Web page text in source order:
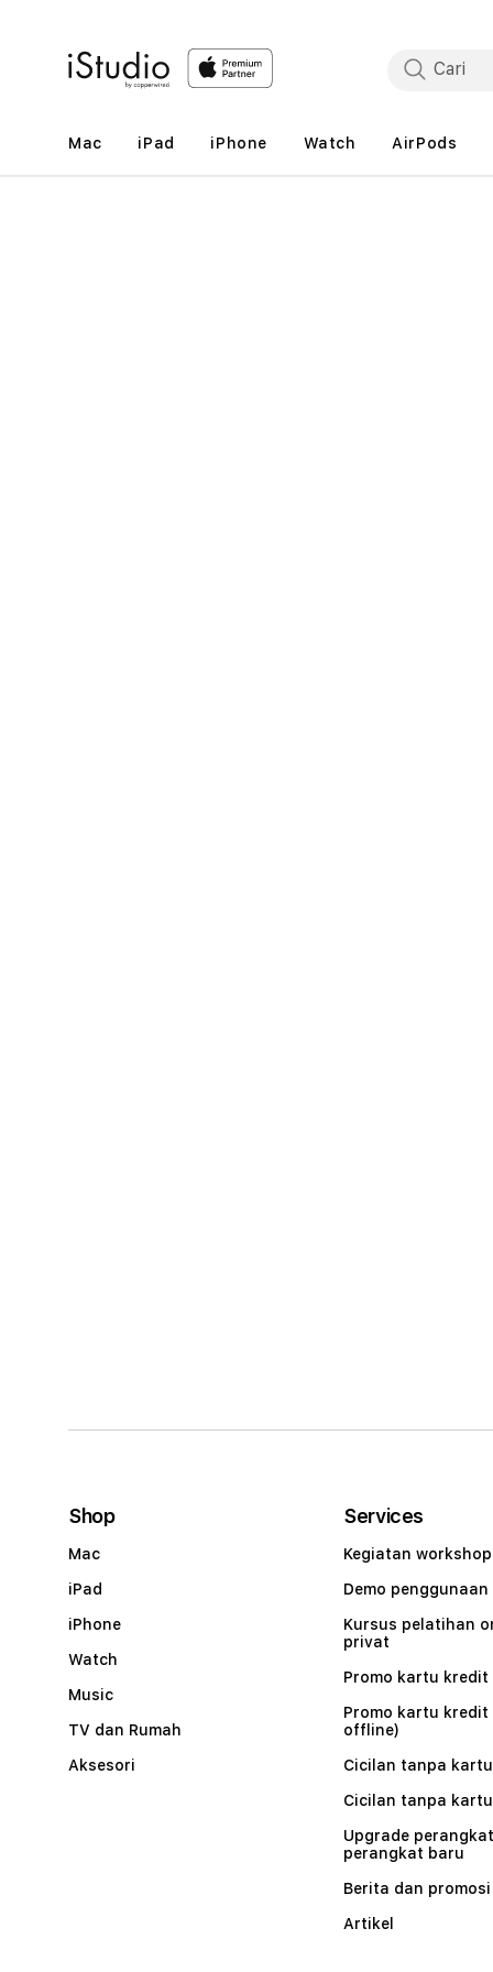
Mac iPad iPhone Watch AirPods
Shop
Mac
iPad
iPhone
Watch
Music
TV dan Rumah
Aksesori
Services
Kegiatan workshop
Demo penggunaan
Kursus pelatihan
privat
Promo kartu kredit
Promo kartu kredit
offline)
Cicilan tanpa
Cicilan tanpa
Upgrade
perangkat baru
Berita dan promosi
Artikel